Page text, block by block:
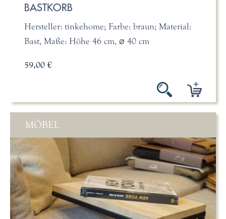
BASTKORB
Hersteller: tinkehome; Farbe: braun; Material:
Bast, Maße: Höhe 46 cm, ⌀ 40 cm
59,00 €
MÖBEL